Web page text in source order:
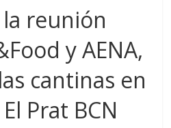
reunión
y AENA,
cantinas en
Prat BCN